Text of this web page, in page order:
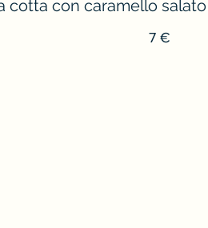
cotta con caramello
7 €